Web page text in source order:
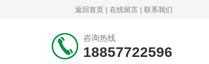
返回首页 | 在线留言 | 联系我们
咨询热线
18857722596